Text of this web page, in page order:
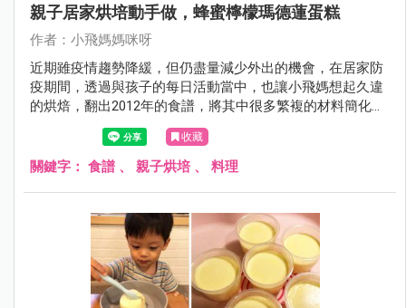
親子居家烘培動手做，蜂蜜檸檬瑪德蓮蛋糕
作者：小飛媽媽咪呀
近期雖疫情趨勢降緩，但仍盡量減少外出的機會，在居家防
疫期間，透過與孩子的每日活動當中，也讓小飛媽想起久違
的烘焙，翻出2012年的食譜，將其中很多繁複的材料簡化成
居家可得的食材，並且將步驟簡化很多，雖然成品並非完美
的瑪德蓮，但過程卻是凝聚親子感情的好時光。
收藏
關鍵字： 食譜 、 親子烘培 、 料理